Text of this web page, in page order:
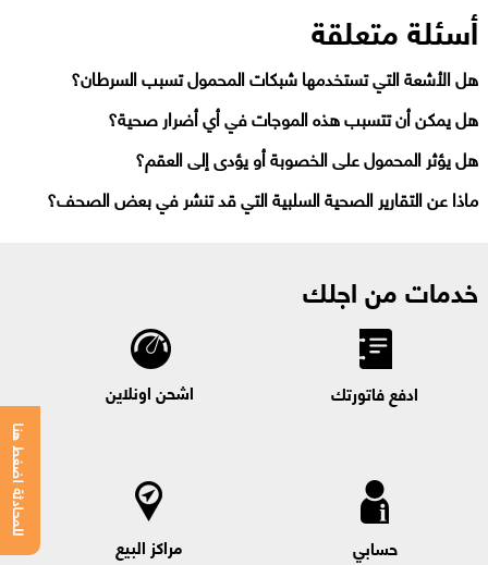
أسئلة متعلقة
هل الأشعة التي تستخدمها شبكات المحمول تسبب السرطان؟
هل يمكن أن تتسبب هذه الموجات في أي أضرار صحية؟
هل يؤثر المحمول على الخصوبة أو يؤدى إلى العقم؟
ماذا عن التقارير الصحية السلبية التي قد تنشر في بعض الصحف؟
خدمات من اجلك
ادفع فاتورتك اشحن اونلاين
حسابي مراكز البيع
للمحادثة اضغط هنا